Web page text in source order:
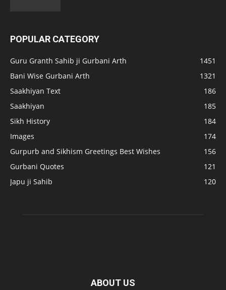
POPULAR CATEGORY
Guru Granth Sahib ji Gurbani Arth
1451
Bani Wise Gurbani Arth
1321
Saakhiyan Text
186
Saakhiyan
185
Sikh History
184
Images
174
Gurpurb and Sikhism Greetings Best Wishes
156
Gurbani Quotes
121
Japu ji Sahib
120
ABOUT US